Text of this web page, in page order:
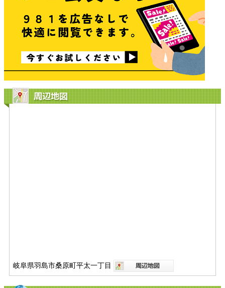
周辺地図
岐阜県羽島市桑原町平太一丁目